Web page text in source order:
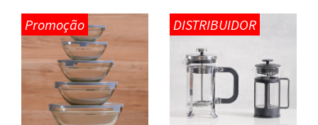
Promoção DISTRIBUIDOR